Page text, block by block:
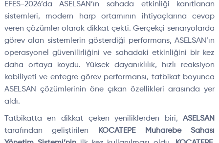
EFES-2026’da ASELSAN’ın sahada etkinliği kanıtlanan
sistemleri, modern harp ortamının ihtiyaçlarına cevap
veren çözümler olarak dikkat çekti. Gerçekçi senaryolarda
görev alan sistemlerin gösterdiği performans, ASELSAN’ın
operasyonel güvenilirliğini ve sahadaki etkinliğini bir kez
daha ortaya koydu. Yüksek dayanıklılık, hızlı reaksiyon
kabiliyeti ve entegre görev performansı, tatbikat boyunca
ASELSAN çözümlerinin öne çıkan özellikleri arasında yer
aldı.
Tatbikatta en dikkat çeken yeniliklerden biri,ASELSAN
tarafından geliştirilen
KOCATEPE Muharebe Sahası